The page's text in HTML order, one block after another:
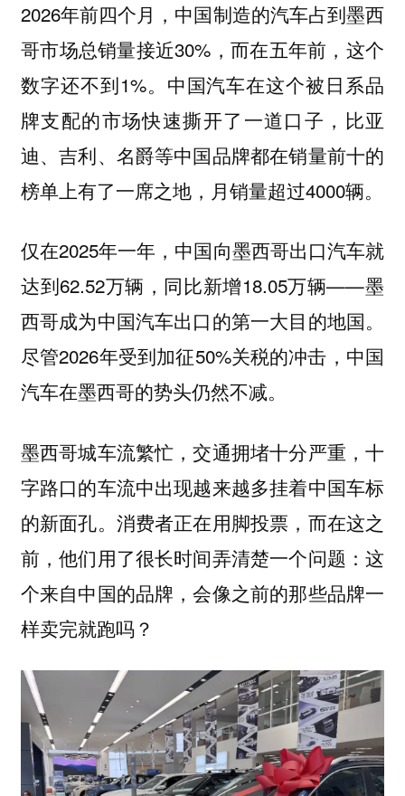
2026年前四个月，中国制造的汽车占到墨西
哥市场总销量接近30%，而在五年前，这个
数字还不到1%。中国汽车在这个被日系品
牌支配的市场快速撕开了一道口子，比亚
迪、吉利、名爵等中国品牌都在销量前十的
榜单上有了一席之地，月销量超过4000辆。
仅在2025年一年，中国向墨西哥出口汽车就
达到62.52万辆，同比新增18.05万辆——墨
西哥成为中国汽车出口的第一大目的地国。
尽管2026年受到加征50%关税的冲击，中国
汽车在墨西哥的势头仍然不减。
墨西哥城车流繁忙，交通拥堵十分严重，十
字路口的车流中出现越来越多挂着中国车标
的新面孔。消费者正在用脚投票，而在这之
前，他们用了很长时间弄清楚一个问题：这
个来自中国的品牌，会像之前的那些品牌一
样卖完就跑吗？